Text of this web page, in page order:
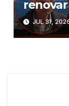
delJUL 31,